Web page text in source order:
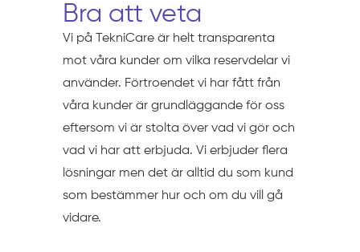
Bra att veta
Vi på TekniCare är helt transparenta
mot våra kunder om vilka reservdelar vi
använder. Förtroendet vi har fått från
våra kunder är grundläggande för oss
eftersom vi är stolta över vad vi gör och
vad vi har att erbjuda. Vi erbjuder flera
lösningar men det är alltid du som kund
som bestämmer hur och om du vill gå
vidare.